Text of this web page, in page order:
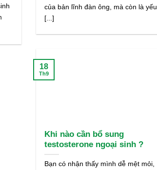
của bản lĩnh đàn ông, mà còn là yếu
[...]
Khi nào cần bổ sung
testosterone ngoại sinh ?
Bạn có nhận thấy mình dễ mệt mỏi,
18
Th9